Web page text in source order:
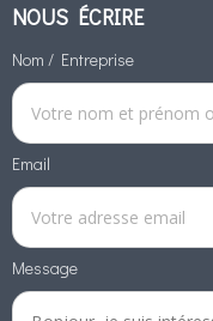
NOUS ÉCRIRE
Nom / Entreprise
Email
Message